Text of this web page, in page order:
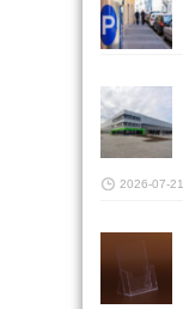
2026-07-21